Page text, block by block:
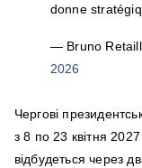
donne
— Bruno
2026
Чергові
з 8 по 23 квітня 2027
відбудеться через